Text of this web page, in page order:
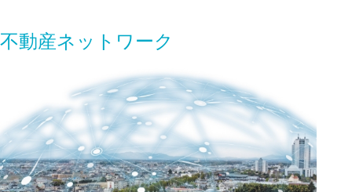
不動産ネットワーク